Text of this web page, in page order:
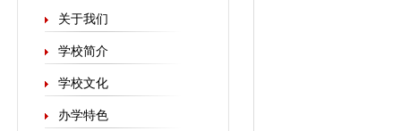
关于我们
学校简介
学校文化
办学特色